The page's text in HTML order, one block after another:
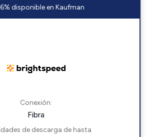
disponible en Kaufman
Conexión:
Fibra
de descarga de hasta